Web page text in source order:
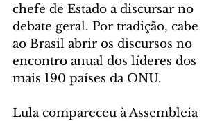
chefe de Estado a discursar no
debate geral. Por tradição, cabe
ao Brasil abrir os discursos no
encontro anual dos líderes dos
mais 190 países da ONU.
Lula compareceu à Assembleia